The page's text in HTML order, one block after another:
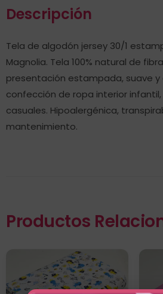
Descripción
Tela de algodón jersey 30/1
Magnolia. Tela 100% natural de
presentación estampada, suave
confección de ropa interior
casuales. Hipoalergénica,
mantenimiento.
Productos